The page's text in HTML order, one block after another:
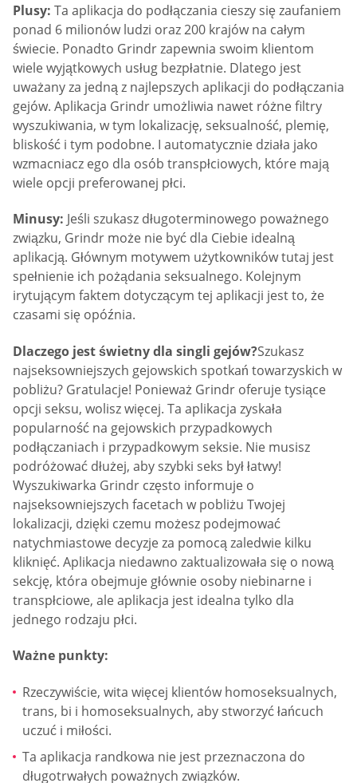
Plusy: Ta aplikacja do podłączania cieszy się zaufaniem
ponad 6 milionów ludzi oraz 200 krajów na całym
świecie. Ponadto Grindr zapewnia swoim klientom
wiele wyjątkowych usług bezpłatnie. Dlatego jest
uważany za jedną z najlepszych aplikacji do podłączania
gejów. Aplikacja Grindr umożliwia nawet różne filtry
wyszukiwania, w tym lokalizację, seksualność, plemię,
bliskość i tym podobne. I automatycznie działa jako
wzmacniacz ego dla osób transpłciowych, które mają
wiele opcji preferowanej płci.
Minusy: Jeśli szukasz długoterminowego poważnego
związku, Grindr może nie być dla Ciebie idealną
aplikacją. Głównym motywem użytkowników tutaj jest
spełnienie ich pożądania seksualnego. Kolejnym
irytującym faktem dotyczącym tej aplikacji jest to, że
czasami się opóźnia.
Dlaczego jest świetny dla singli gejów?Szukasz
najseksowniejszych gejowskich spotkań towarzyskich w
pobliżu? Gratulacje! Ponieważ Grindr oferuje tysiące
opcji seksu, wolisz więcej. Ta aplikacja zyskała
popularność na gejowskich przypadkowych
podłączaniach i przypadkowym seksie. Nie musisz
podróżować dłużej, aby szybki seks był łatwy!
Wyszukiwarka Grindr często informuje o
najseksowniejszych facetach w pobliżu Twojej
lokalizacji, dzięki czemu możesz podejmować
natychmiastowe decyzje za pomocą zaledwie kilku
kliknięć. Aplikacja niedawno zaktualizowała się o nową
sekcję, która obejmuje głównie osoby niebinarne i
transpłciowe, ale aplikacja jest idealna tylko dla
jednego rodzaju płci.
Ważne punkty:
Rzeczywiście, wita więcej klientów homoseksualnych,
trans, bi i homoseksualnych, aby stworzyć łańcuch
uczuć i miłości.
Ta aplikacja randkowa nie jest przeznaczona do
długotrwałych poważnych związków.